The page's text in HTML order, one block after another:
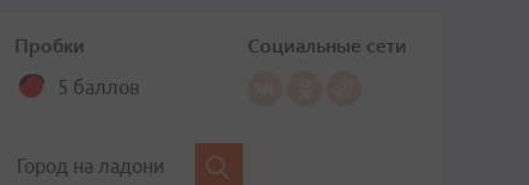
Пробки
5 баллов
Социальные сети
Город на ладони